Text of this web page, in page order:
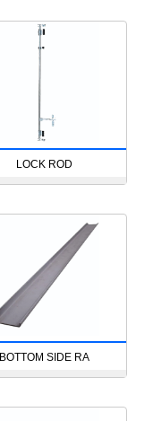
LOCK ROD
BOTTOM SIDE RA